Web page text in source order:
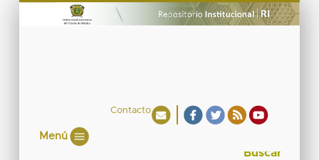
Contacto
Menú
Buscar